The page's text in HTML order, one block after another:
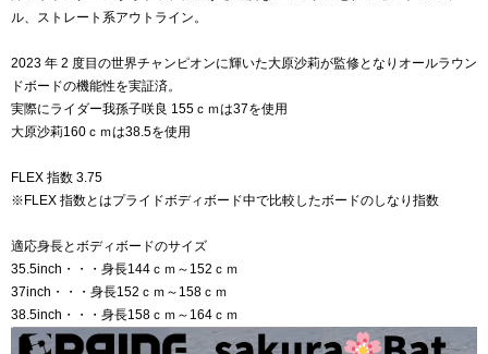
ル、ストレート系アウトライン。
2023 年 2 度目の世界チャンピオンに輝いた大原沙莉が監修となりオールラウン
ドボードの機能性を実証済。
実際にライダー我孫子咲良 155ｃｍは37を使用
大原沙莉160ｃｍは38.5を使用
FLEX 指数 3.75
※FLEX 指数とはプライドボディボード中で比較したボードのしなり指数
適応身長とボディボードのサイズ
35.5inch・・・身長144ｃｍ～152ｃｍ
37inch・・・身長152ｃｍ～158ｃｍ
38.5inch・・・身長158ｃｍ～164ｃｍ